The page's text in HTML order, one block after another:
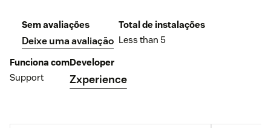
Sem avaliações
Deixe uma avaliação
Total de instalações
Less than 5
Funciona com
Support
Developer
Zxperience